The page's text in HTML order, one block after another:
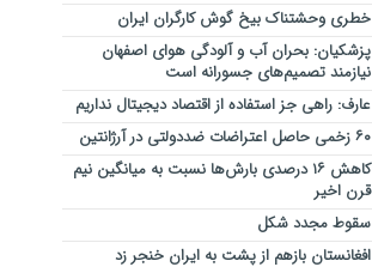
خطری وحشتناک بیخ گوش کارگران ایران
پزشکیان: بحران آب و آلودگی هوای اصفهان
نیازمند تصمیم‌های جسورانه است
عارف: راهی جز استفاده از اقتصاد دیجیتال نداریم
۶۰ زخمی حاصل اعتراضات ضددولتی در آرژانتین
کاهش ۱۶ درصدی بارش‌ها نسبت به میانگین نیم
قرن اخیر
سقوط مجدد شکل
افغانستان بازهم از پشت به ایران خنجر زد